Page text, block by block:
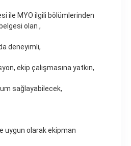
ile MYO ilgili bölümlerinden
olan ,
deneyimli,
ekip çalışmasına yatkın,
sağlayabilecek,
uygun olarak ekipman